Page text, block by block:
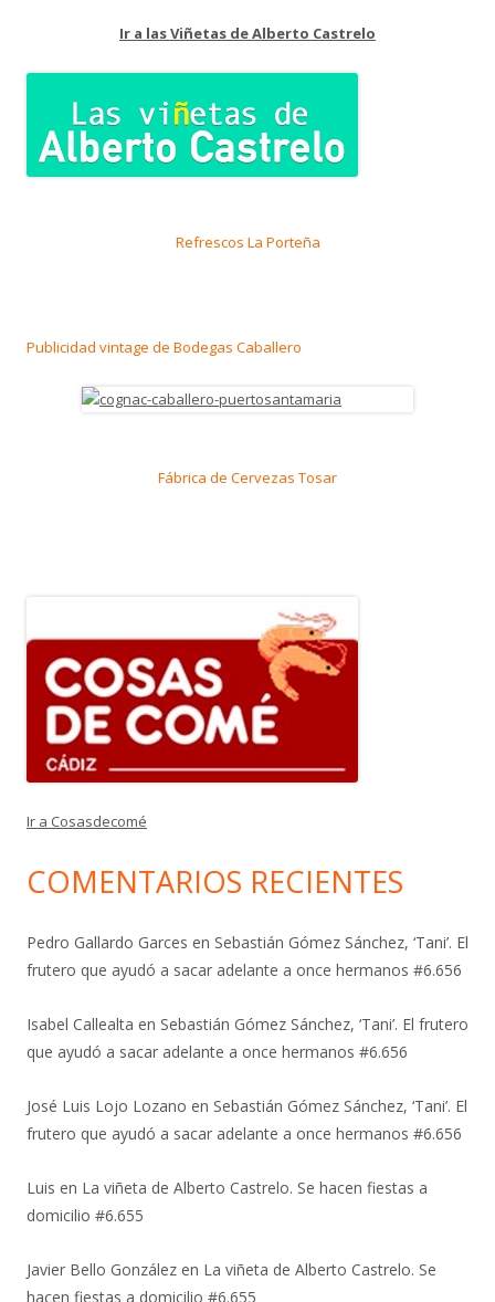
Ir a las Viñetas de Alberto Castrelo
Refrescos La Porteña
Publicidad vintage de Bodegas Caballero
Fábrica de Cervezas Tosar
Ir a Cosasdecomé
COMENTARIOS RECIENTES
Pedro Gallardo Garces en Sebastián Gómez Sánchez, ‘Tani’. El
frutero que ayudó a sacar adelante a once hermanos #6.656
Isabel Callealta en Sebastián Gómez Sánchez, ‘Tani’. El frutero
que ayudó a sacar adelante a once hermanos #6.656
José Luis Lojo Lozano en Sebastián Gómez Sánchez, ‘Tani’. El
frutero que ayudó a sacar adelante a once hermanos #6.656
Luis en La viñeta de Alberto Castrelo. Se hacen fiestas a
domicilio #6.655
Javier Bello González en La viñeta de Alberto Castrelo. Se
hacen fiestas a domicilio #6.655